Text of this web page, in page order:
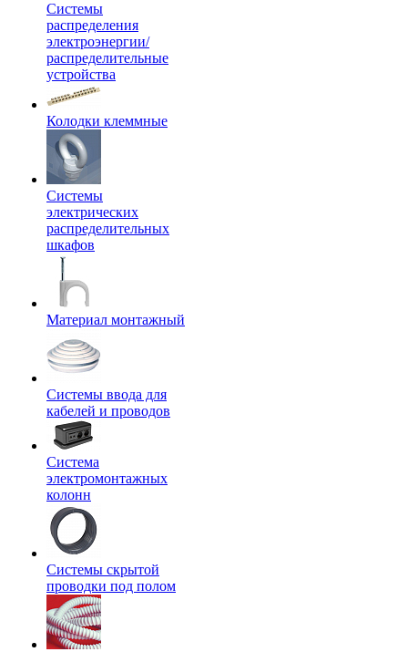
Системы
распределения
электроэнергии/
распределительные
устройства
Колодки клеммные
Системы
электрических
распределительных
шкафов
Материал монтажный
Системы ввода для
кабелей и проводов
Система
электромонтажных
колонн
Системы скрытой
проводки под полом